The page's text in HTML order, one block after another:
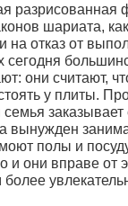
шариата,
на отказ от
они считают,
у плиты.
вынужден
моют полы и
они вправе от